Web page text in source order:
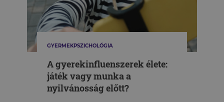
GYERMEKPSZICHOLÓGIA
A gyerekinfluenszerek élete:
játék vagy munka a
nyilvánosság előtt?